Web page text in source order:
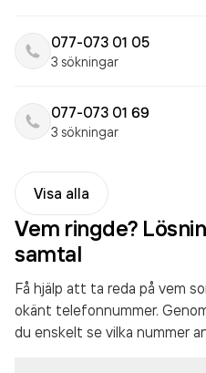
077-073 01 05
3 sökningar
077-073 01 69
3 sökningar
Visa alla
Vem ringde?
samtal
Få hjälp att ta reda på vem
okänt telefonnummer.
du enskelt se vilka nummer